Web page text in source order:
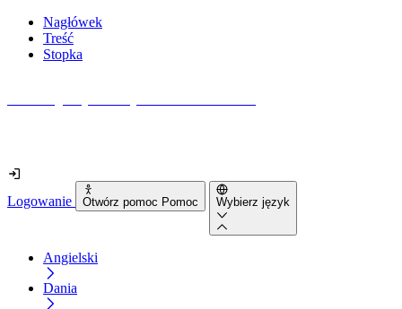
Nagłówek
Treść
Stopka
Logowanie Otwórz pomoc Pomoc Wybierz język
Angielski
Dania